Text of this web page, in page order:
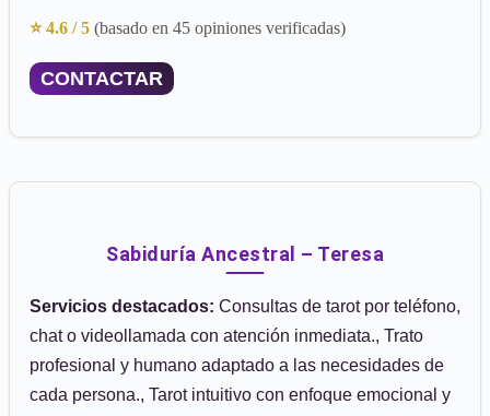
⭐ 4.6 / 5 (basado en 45 opiniones verificadas)
CONTACTAR
Sabiduría Ancestral – Teresa
Servicios destacados: Consultas de tarot por teléfono,
chat o videollamada con atención inmediata., Trato
profesional y humano adaptado a las necesidades de
cada persona., Tarot intuitivo con enfoque emocional y